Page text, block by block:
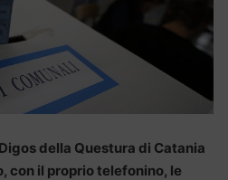
della Questura di Catania
con il proprio telefonino, le